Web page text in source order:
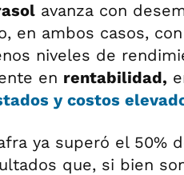
avanza con
en ambos casos,
niveles de
en rentabilidad,
y costos
ya superó el 50%
que, si bien